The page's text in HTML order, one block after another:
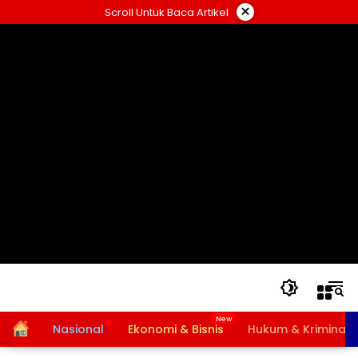
ke
Scroll Untuk Baca Artikel ×
HomeNasional Ekonomi & Bisnis Hukum & Kriminal
Bansos PKH dan BPNT